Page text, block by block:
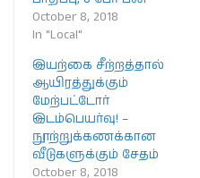
October 8, 2018
In "Local"
இயற்கை சீற்றத்தால்
ஆயிரத்துக்கும்
மேற்பட்டோர்
இடம்பெயர்வு! –
நூற்றுக்கணக்கான
வீடுகளுக்கும் சேதம்
October 8, 2018